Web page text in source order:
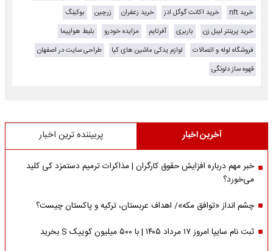
خرید nft
خرید اکانت گوگل ادز خرید زعفران زرچین
بوکینگ
خرید پرینتر لیبل زن
باربری آفرتایم مزایده خودرو
بلیط هواپیما
فروشگاه لوله و اتصالات
لوازم یدکی ماشین های کیا
طراحی سایت در اصفهان
قهوه ساز دلونگی
آخرین اخبار پربیننده ترین اخبار
خبر مهم درباره افزایش حقوق کارگران | مذاکرات ترمیم دستمزد کی کلید
می‌خورد؟
چشم انداز «توافق مکه»/ اهداف عربستان، ترکیه و پاکستان چیست؟
ثبت نام سایپا امروز ۱۷ مرداد ۱۴۰۵ | با ۵۰۰ میلیون کوییک S بخرید